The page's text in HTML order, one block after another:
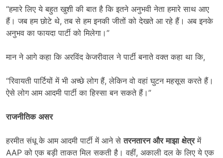
“हमारे लिए ये बहुत खुशी की बात है कि इतने अनुभवी नेता हमारे साथ आए
हैं। जब हम छोटे थे, तब से हम इनकी जीतों को देखते आ रहे हैं। अब इनके
अनुभव का फायदा पार्टी को मिलेगा।”
मान ने आगे कहा कि अरविंद केजरीवाल ने पार्टी बनाते वक्त कहा था कि,
“रिवायती पार्टियों में भी अच्छे लोग हैं, लेकिन वो वहां घुटन महसूस करते हैं।
ऐसे लोग आम आदमी पार्टी का हिस्सा बन सकते हैं।”
राजनीतिक असर
हरमीत संधू के आम आदमी पार्टी में आने सेतरनतारन और माझा क्षेत्रमें
AAP को एक बड़ी ताकत मिल सकती है। वहीं, अकाली दल के लिए ये एक